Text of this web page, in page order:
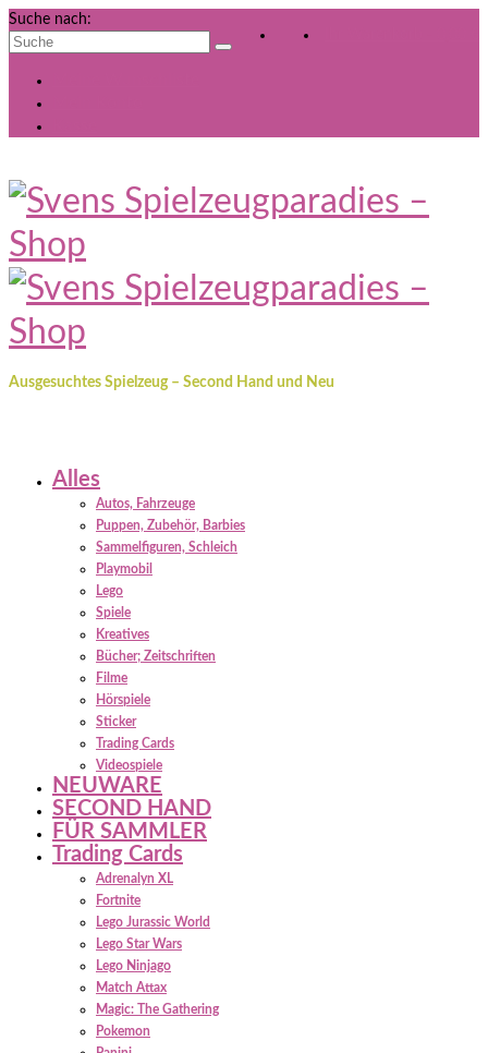
Suche nach:
Ausgesuchtes Spielzeug – Second Hand und Neu
Alles
Autos, Fahrzeuge
Puppen, Zubehör, Barbies
Sammelfiguren, Schleich
Playmobil
Lego
Spiele
Kreatives
Bücher; Zeitschriften
Filme
Hörspiele
Sticker
Trading Cards
Videospiele
NEUWARE
SECOND HAND
FÜR SAMMLER
Trading Cards
Adrenalyn XL
Fortnite
Lego Jurassic World
Lego Star Wars
Lego Ninjago
Match Attax
Magic: The Gathering
Pokemon